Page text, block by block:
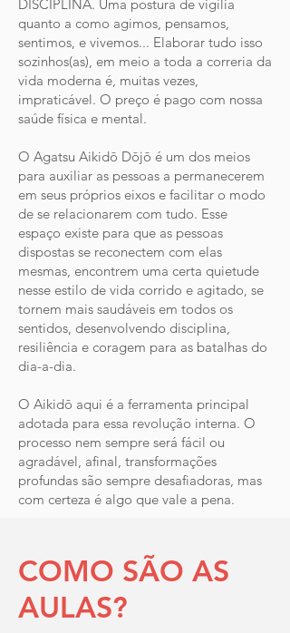
DISCIPLINA. Uma postura de vigília
quanto a como agimos, pensamos,
sentimos, e vivemos... Elaborar tudo isso
sozinhos(as), em meio a toda a correria da
vida moderna é, muitas vezes,
impraticável. O preço é pago com nossa
saúde física e mental.
O Agatsu Aikidō Dōjō é um dos meios
para auxiliar as pessoas a permanecerem
em seus próprios eixos e facilitar o modo
de se relacionarem com tudo. Esse
espaço existe para que as pessoas
dispostas se reconectem com elas
mesmas, encontrem uma certa quietude
nesse estilo de vida corrido e agitado, se
tornem mais saudáveis em todos os
sentidos, desenvolvendo disciplina,
resiliência e coragem para as batalhas do
dia-a-dia.
O Aikidō aqui é a ferramenta principal
adotada para essa revolução interna. O
processo nem sempre será fácil ou
agradável, afinal, transformações
profundas são sempre desafiadoras, mas
com certeza é algo que vale a pena.
COMO SÃO AS
AULAS?